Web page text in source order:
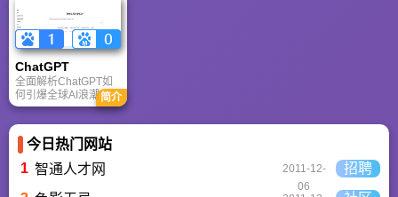
ChatGPT‌
全面解析ChatGPT如
何引爆全球AI浪潮！
通俗讲解神经网络、
Transformer与RLHF
核心技术，带您轻松
看懂大语言模型如何
重塑未来。
简介
今日热门网站
1 智通人才网
2011-12-
06
招聘